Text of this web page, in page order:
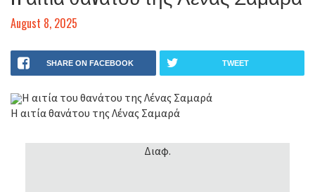
August 8, 2025
SHARE ON FACEBOOK TWEET
Η αιτία του θανάτου της Λένας Σαμαρά
H αιτία θαvάτου της Λένας Σαμαρά
Διαφ.